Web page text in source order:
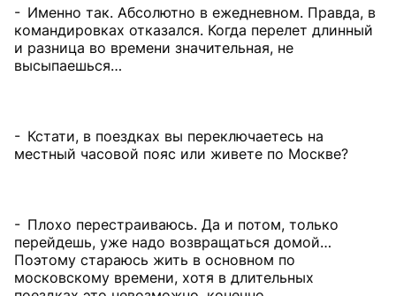
- Именно так. Абсолютно в ежедневном. Правда, в
командировках отказался. Когда перелет длинный
и разница во времени значительная, не
высыпаешься…
- Кстати, в поездках вы переключаетесь на
местный часовой пояс или живете по Москве?
- Плохо перестраиваюсь. Да и потом, только
перейдешь, уже надо возвращаться домой…
Поэтому стараюсь жить в основном по
московскому времени, хотя в длительных